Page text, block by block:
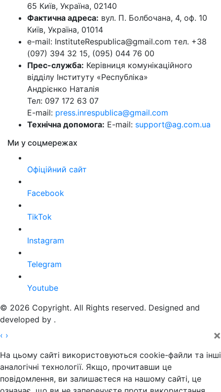
65 Київ, Україна, 02140
Фактична адреса: вул. П. Болбочана, 4, оф. 10
Київ, Україна, 01014
e-mail: InstituteRespublica@gmail.com тел. +38
(097) 394 32 15, (095) 044 76 00
Прес-служба: Керівниця комунікаційного
відділу Інституту «Республіка»
Андрієнко Наталія
Тел: 097 172 63 07
E-mail: press.inrespublica@gmail.com
Технічна допомога: E-mail: support@ag.com.ua
Ми у соцмережах
Офіційний сайт
Facebook
TikTok
Instagram
Telegram
Youtube
© 2026 Copyright. All Rights reserved. Designed and
developed by .
‹ › ×
На цьому сайті використовуються cookie-файли та інші
аналогічні технології. Якщо, прочитавши це
повідомлення, ви залишаєтеся на нашому сайті, це